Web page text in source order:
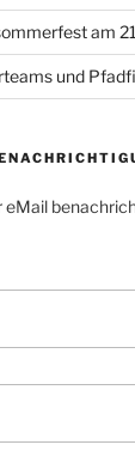
am
und
eMail